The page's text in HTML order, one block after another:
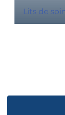
Lits de